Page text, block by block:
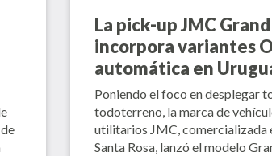
La pick-up JMC
incorpora variantes
automática en
Poniendo el foco en desplegar
todoterreno, la marca de
utilitarios JMC, comercializada
Santa Rosa, lanzó el modelo